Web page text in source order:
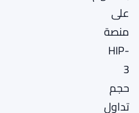
على
منصة
HIP-
3
حجم
تداول